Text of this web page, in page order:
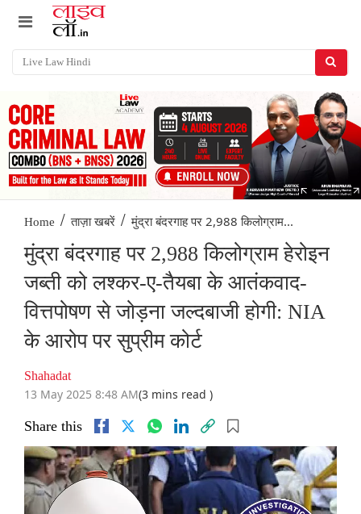
Home / ताज़ा खबरें / मुंद्रा बंदरगाह पर 2,988 किलोग्राम...
मुंद्रा बंदरगाह पर 2,988 किलोग्राम हेरोइन
जब्ती को लश्कर-ए-तैयबा के आतंकवाद-
वित्तपोषण से जोड़ना जल्दबाजी होगी: NIA
के आरोप पर सुप्रीम कोर्ट
Shahadat
13 May 2025 8:48 AM(3 mins read )
Share this